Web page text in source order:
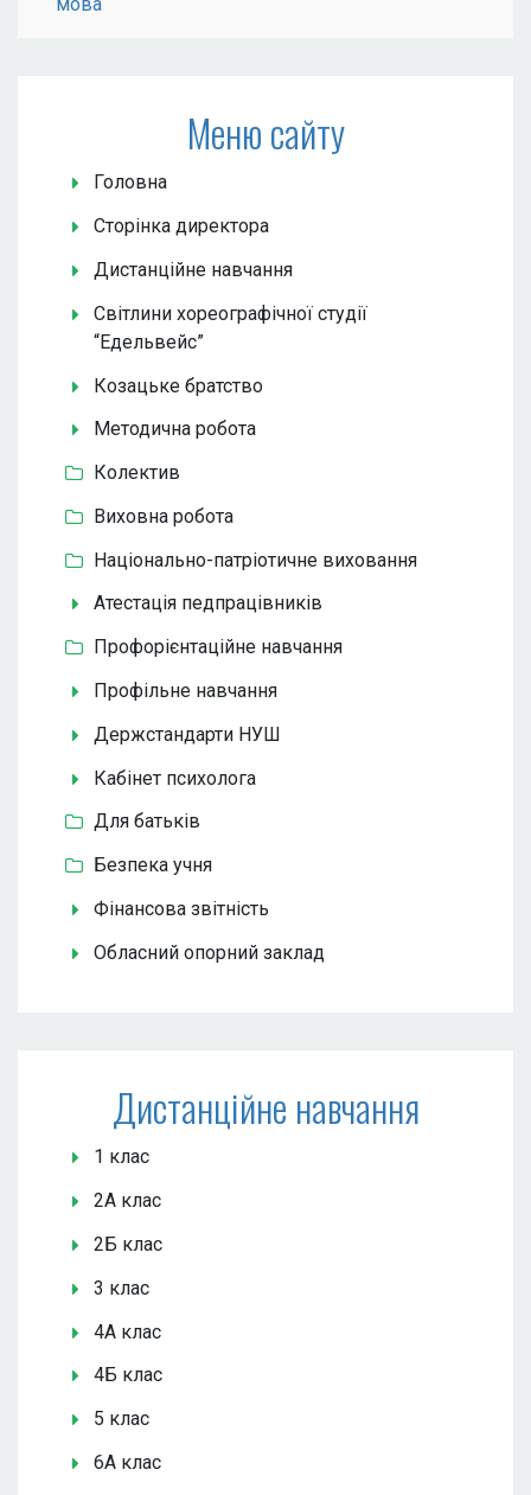
Меню сайту
Головна
Сторінка директора
Дистанційне навчання
Світлини хореографічної студії
“Едельвейс”
Козацьке братство
Методична робота
Колектив
Виховна робота
Національно-патріотичне виховання
Атестація педпрацівників
Профорієнтаційне навчання
Профільне навчання
Держстандарти НУШ
Кабінет психолога
Для батьків
Безпека учня
Фінансова звітність
Обласний опорний заклад
Дистанційне навчання
1 клас
2А клас
2Б клас
3 клас
4А клас
4Б клас
5 клас
6А клас